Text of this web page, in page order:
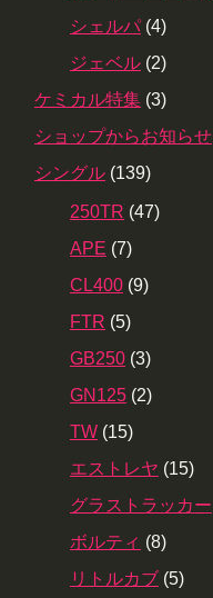
シェルパ (4)
ジェベル (2)
ケミカル特集 (3)
ショップからお知らせ
シングル (139)
250TR (47)
APE (7)
CL400 (9)
FTR (5)
GB250 (3)
GN125 (2)
TW (15)
エストレヤ (15)
グラストラッカー
ボルティ (8)
リトルカブ (5)